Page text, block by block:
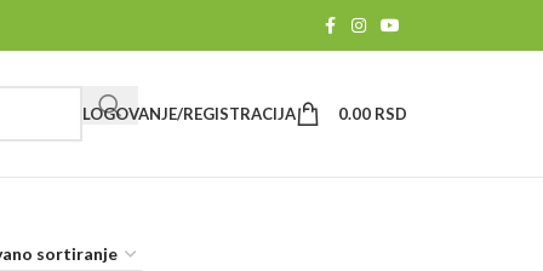
LOGOVANJE/REGISTRACIJA 0.00 RSD